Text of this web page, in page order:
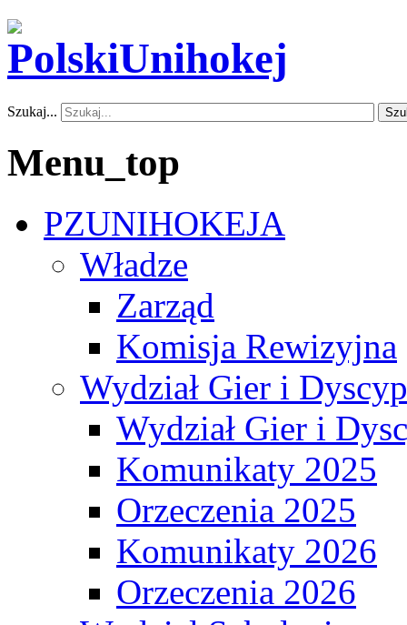
Szukaj...
Menu_top
PZUNIHOKEJA
Władze
Zarząd
Komisja Rewizyjna
Wydział Gier i
Wydział Gier i
Komunikaty 2025
Orzeczenia 2025
Komunikaty 2026
Orzeczenia 2026